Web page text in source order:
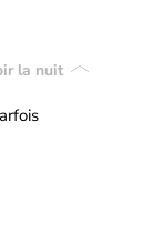
la nuit